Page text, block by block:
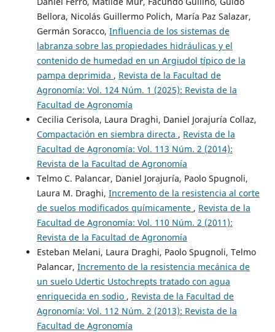
Bellora, Nicolás Guillermo Polich, María Paz Salazar,
Germán Soracco, Influencia de los sistemas de
labranza sobre las propiedades hidráulicas y el
contenido de humedad en un Argiudol típico de la
pampa deprimida , Revista de la Facultad de
Agronomía: Vol. 124 Núm. 1 (2025): Revista de la
Facultad de Agronomía
Cecilia Cerisola, Laura Draghi, Daniel Jorajuría Collaz,
Compactación en siembra directa , Revista de la
Facultad de Agronomía: Vol. 113 Núm. 2 (2014):
Revista de la Facultad de Agronomía
Telmo C. Palancar, Daniel Jorajuría, Paolo Spugnoli,
Laura M. Draghi, Incremento de la resistencia al corte
de suelos modificados químicamente , Revista de la
Facultad de Agronomía: Vol. 110 Núm. 2 (2011):
Revista de la Facultad de Agronomía
Esteban Melani, Laura Draghi, Paolo Spugnoli, Telmo
Palancar, Incremento de la resistencia mecánica de
un suelo Udertic Ustochrepts tratado con agua
enriquecida en sodio , Revista de la Facultad de
Agronomía: Vol. 112 Núm. 2 (2013): Revista de la
Facultad de Agronomía